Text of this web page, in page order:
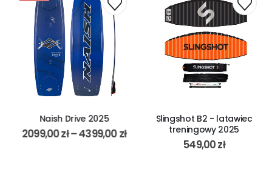
Naish Drive 2025
2099,00zł–4399,00zł
Slingshot B2 - latawiec
treningowy 2025
549,00zł